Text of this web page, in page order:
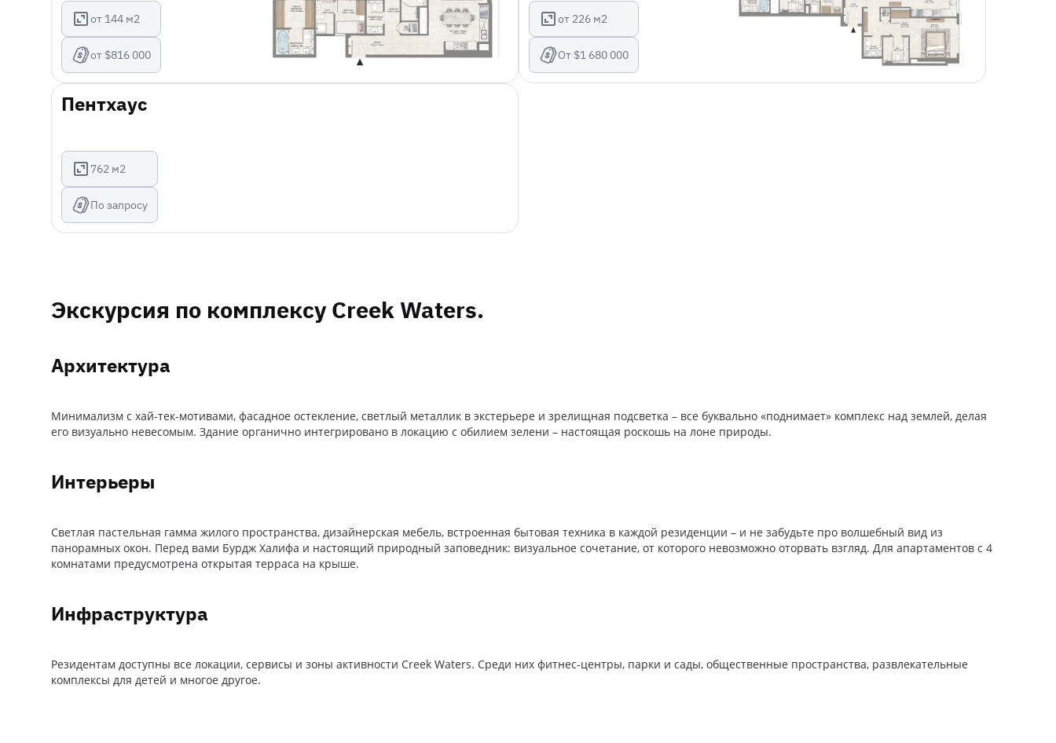
от 144 м2
от $816 000
от 226 м2
От $1 680 000
Пентхаус
762 м2
По запросу
Экскурсия по комплексу Creek Waters.
Архитектура
Минимализм с хай-тек-мотивами, фасадное остекление, светлый металлик в экстерьере и зрелищная подсветка – все буквально «поднимает» комплекс над землей, делая
его визуально невесомым. Здание органично интегрировано в локацию с обилием зелени – настоящая роскошь на лоне природы.
Интерьеры
Светлая пастельная гамма жилого пространства, дизайнерская мебель, встроенная бытовая техника в каждой резиденции – и не забудьте про волшебный вид из
панорамных окон. Перед вами Бурдж Халифа и настоящий природный заповедник: визуальное сочетание, от которого невозможно оторвать взгляд. Для апартаментов с 4
комнатами предусмотрена открытая терраса на крыше.
Инфраструктура
Резидентам доступны все локации, сервисы и зоны активности Creek Waters. Среди них фитнес-центры, парки и сады, общественные пространства, развлекательные
комплексы для детей и многое другое.